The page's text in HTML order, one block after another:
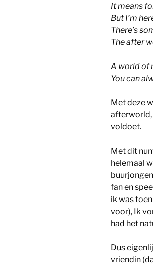
It means
But I’m
There’s
The after
A world of
You can
Met deze
afterworld,
voldoet.
Met dit
helemaal
fan en
ik was
voor), Ik
had het
Dus
vriendin